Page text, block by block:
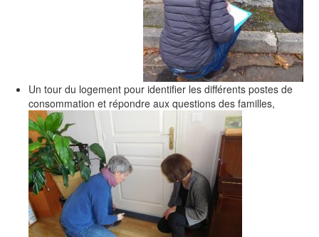
Un tour du logement pour identifier les différents postes de
consommation et répondre aux questions des familles,